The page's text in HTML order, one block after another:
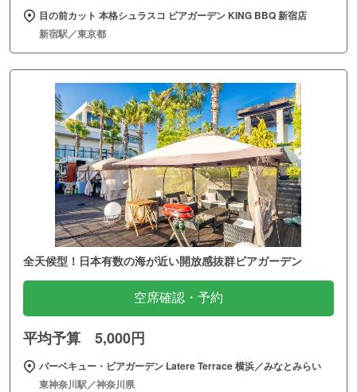
目の前カット 本格シュラスコ ビアガーデン KING BBQ 新宿店
新宿駅／東京都
全天候型！日本有数の海が近い開放感抜群ビアガーデン
空席確認・予約
平均予算 5,000円
バーベキュー・ビアガーデン Latere Terrace 横浜／みなとみらい
東神奈川駅／神奈川県